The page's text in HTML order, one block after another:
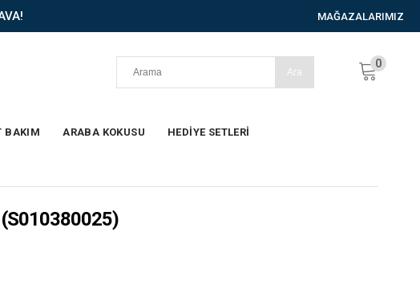
MAĞAZALARIMIZ
0
BAKIM ARABA KOKUSU HEDİYE SETLERİ
(S010380025)